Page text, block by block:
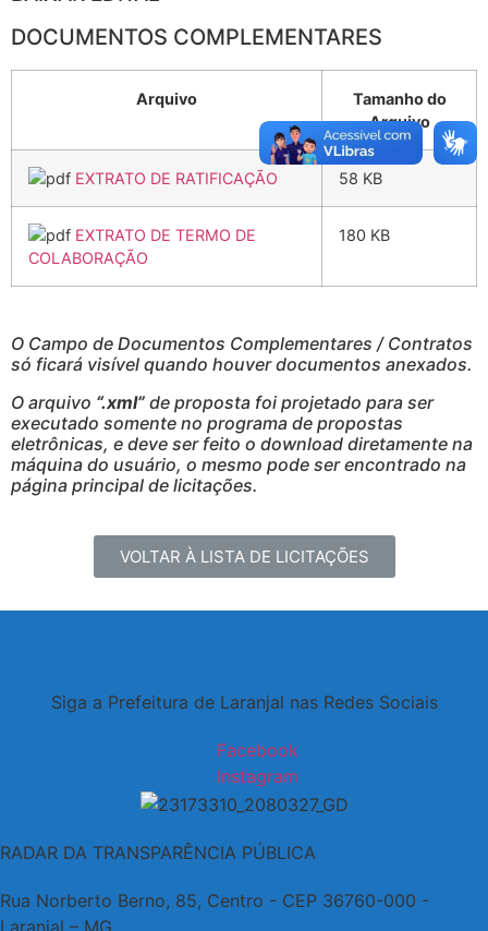
DOCUMENTOS COMPLEMENTARES
Arquivo
Tamanho do
Arquivo
EXTRATO DE RATIFICAÇÃO 58 KB
EXTRATO DE TERMO DE
COLABORAÇÃO
180 KB
O Campo de Documentos Complementares / Contratos
só ficará visível quando houver documentos anexados.
O arquivo “.xml” de proposta foi projetado para ser
executado somente no programa de propostas
eletrônicas, e deve ser feito o download diretamente na
máquina do usuário, o mesmo pode ser encontrado na
página principal de licitações.
VOLTAR À LISTA DE LICITAÇÕES
Siga a Prefeitura de Laranjal nas Redes Sociais
Facebook
Instagram
RADAR DA TRANSPARÊNCIA PÚBLICA
Rua Norberto Berno, 85, Centro - CEP 36760-000 -
Laranjal – MG